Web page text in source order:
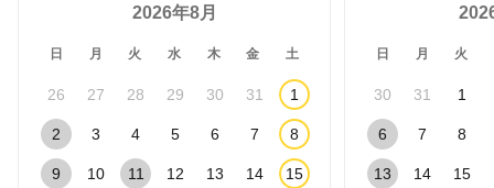
2026年8月
日 月 火 水 木 金 土
26 27 28 29 30 31 1
2 3 4 5 6 7 8
9 10 11 12 13 14 15
日 月 火
30 31 1
6 7 8
13 14 15